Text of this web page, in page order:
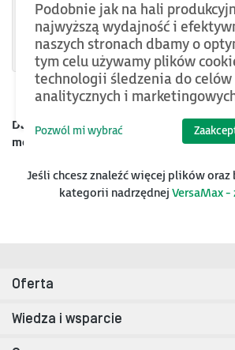
IC200PWR001
IC200PWB001
Data
mod.
KategoriaNazwa
Jeśli chcesz znaleźć więcej plików
kategorii nadrzędnej VersaMax
Oferta
Wiedza i wsparcie
Podobnie jak na hali
najwyższą wydajność i
naszych stronach dbamy o
tym celu używamy plików
technologii śledzenia do celów
analitycznych i
Pozwól mi wybrać